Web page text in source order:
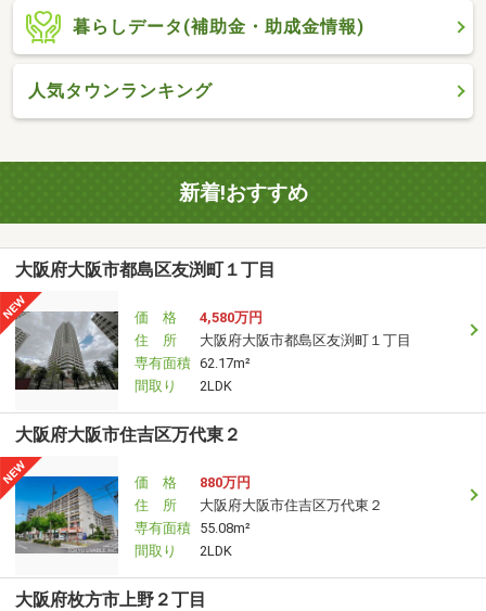
暮らしデータ(補助金・助成金情報)
人気タウンランキング
新着!おすすめ
大阪府大阪市都島区友渕町１丁目
価 格
4,580万円
住 所
大阪府大阪市都島区友渕町１丁目
専有面積 62.17m²
間取り
2LDK
大阪府大阪市住吉区万代東２
価 格
880万円
住 所
大阪府大阪市住吉区万代東２
専有面積 55.08m²
間取り
2LDK
大阪府枚方市上野２丁目